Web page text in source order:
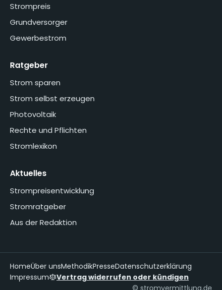
Strompreis
Grundversorger
Gewerbestrom
Ratgeber
Strom sparen
Strom selbst erzeugen
Photovoltaik
Rechte und Pflichten
Stromlexikon
Aktuelles
Strompreisentwicklung
Stromratgeber
Aus der Redaktion
HomeÜber unsMethodikPresseDatenschutzerklärung
Impressum
Vertrag widerrufen oder kündigen
© stromvermittlung.de